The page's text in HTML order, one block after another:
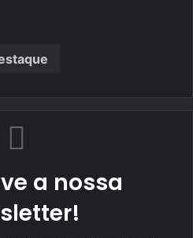
a nossa